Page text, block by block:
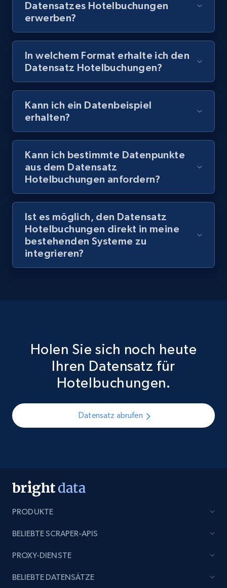
Datensatzes Hotelbuchungen
erwerben?
In welchem Format erhalte ich den
Datensatz Hotelbuchungen?
Kann ich ein Datenbeispiel
erhalten?
Kann ich bestimmte Datenpunkte
aus dem Datensatz
Hotelbuchungen anfordern?
Ist es möglich, den Datensatz
Hotelbuchungen direkt in meine
bestehenden Systeme zu
integrieren?
Holen Sie sich noch heute
Ihren Datensatz für
Hotelbuchungen.
Datensatz abrufen
PRODUKTE
BELIEBTE SCRAPER-APIS
PROXY-DIENSTE
BELIEBTE DATENSÄTZE